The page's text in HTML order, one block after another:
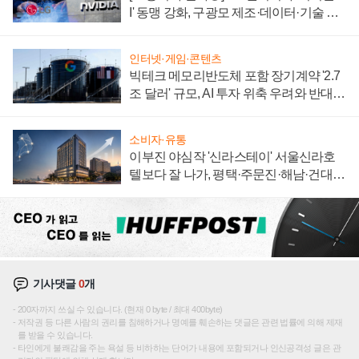
I' 동맹 강화, 구광모 제조·데이터·기술 결
인터넷·게임·콘텐츠
빅테크 메모리반도체 포함 장기계약 '2.7
조 달러' 규모, AI 투자 위축 우려와 반대
소비자·유통
이부진 야심작 '신라스테이' 서울신라호
텔보다 잘 나가, 평택·주문진·해남·건대로
기사댓글0개
200자까지 쓰실 수 있습니다. (현재 0 byte / 최대 400byte)
저작권 등 다른 사람의 권리를 침해하거나 명예를 훼손하는 댓글은 관련 법률에 의해 제재
를 받을 수 있습니다.
타인에게 불쾌감을 주는 욕설 등 비하하는 단어가 내용에 포함되거나 인신공격성 글은 관